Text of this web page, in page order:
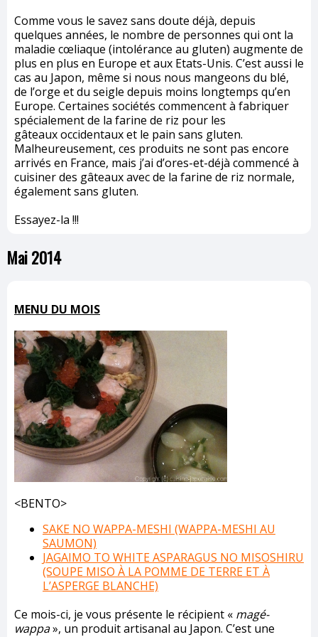
Comme vous le savez sans doute déjà, depuis
quelques années, le nombre de personnes qui ont la
maladie cœliaque (intolérance au gluten) augmente de
plus en plus en Europe et aux Etats-Unis. C’est aussi le
cas au Japon, même si nous nous mangeons du blé,
de l’orge et du seigle depuis moins longtemps qu’en
Europe. Certaines sociétés commencent à fabriquer
spécialement de la farine de riz pour les
gâteaux occidentaux et le pain sans gluten.
Malheureusement, ces produits ne sont pas encore
arrivés en France, mais j’ai d’ores-et-déjà commencé à
cuisiner des gâteaux avec de la farine de riz normale,
également sans gluten.
Essayez-la !!!
Mai 2014
MENU DU MOIS
<BENTO>
SAKE NO WAPPA-MESHI (WAPPA-MESHI AU
SAUMON)
JAGAIMO TO WHITE ASPARAGUS NO MISOSHIRU
(SOUPE MISO À LA POMME DE TERRE ET À
L’ASPERGE BLANCHE)
Ce mois-ci, je vous présente le récipient « magé-
wappa», un produit artisanal au Japon. C’est une